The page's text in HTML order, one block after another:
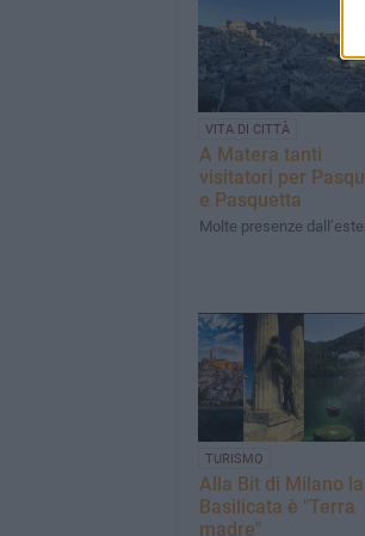
VITA DI CITTÀ
A Matera tanti
visitatori per
e Pasquetta
Molte presenze
TURISMO
Alla Bit di Milano la
Basilicata è "Terra
madre"